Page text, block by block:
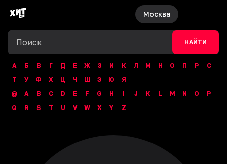
Москва
НАЙТИ
А Б В Г Д Е Ж З И К Л М Н О П Р
С
Т
У Ф Х Ц Ч Ш Э Ю
Я
@
A B C D E F G H I J K L M N O
P
Q
R S T U V W X Y Z